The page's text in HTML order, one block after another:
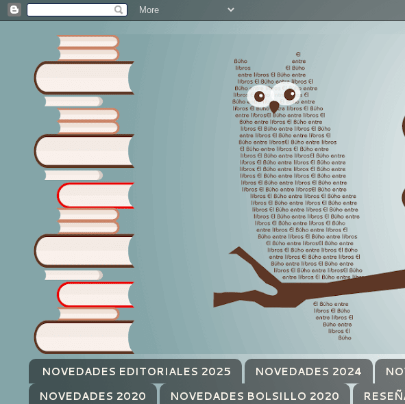
NOVEDADES EDITORIALES 2025 NOVEDADES 2024
NOVEDADES 2020
NOVEDADES BOLSILLO 2020